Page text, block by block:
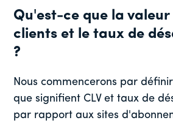
Qu'est-ce que la valeur
clients et le taux de
?
Nous commencerons par
que signifient CLV et taux de
par rapport aux sites